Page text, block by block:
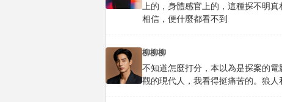
上的，身體感官上的，這種探不明
相信，便什麼都看不到
柳柳柳
不知道怎麼打分，本以為是探案的
觀的現代人，我看得挺痛苦的。狼人